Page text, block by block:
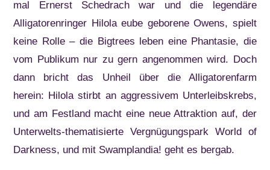
mal Ernerst Schedrach war und die legendäre
Alligatorenringer Hilola eube geborene Owens, spielt
keine Rolle – die Bigtrees leben eine Phantasie, die
vom Publikum nur zu gern angenommen wird. Doch
dann bricht das Unheil über die Alligatorenfarm
herein: Hilola stirbt an aggressivem Unterleibskrebs,
und am Festland macht eine neue Attraktion auf, der
Unterwelts-thematisierte Vergnügungspark World of
Darkness, und mit Swamplandia! geht es bergab.